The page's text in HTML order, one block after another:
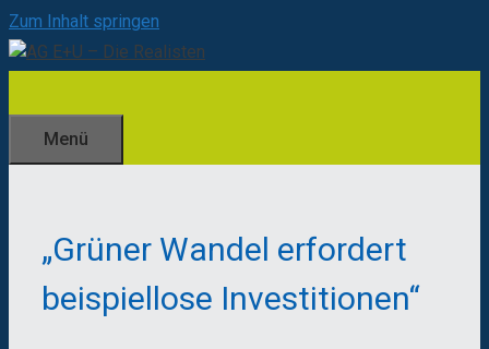
Zum Inhalt springen
Menü
„Grüner Wandel erfordert
beispiellose Investitionen“